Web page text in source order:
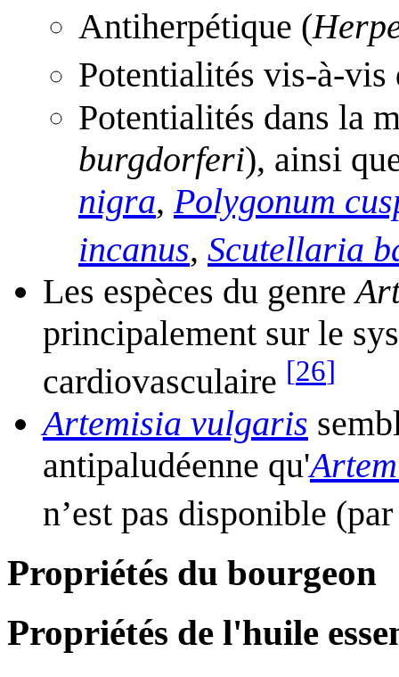
Antiherpétique (
Potentialités vis-à-
Potentialités dans la
burgdorferi), ainsi
nigra, Polygonum
incanus, Scutellaria
Les espèces du genre
principalement sur le
cardiovasculaire [26]
Artemisia vulgaris
antipaludéenne qu'
n’est pas disponible
Propriétés du bourgeon
Propriétés de l'huile